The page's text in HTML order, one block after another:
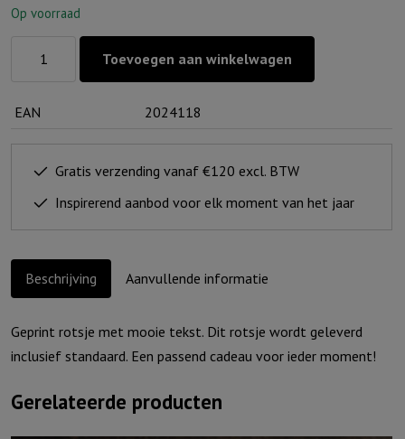
Op voorraad
U
geeft
van
Toevoegen aan winkelwagen
EAN 2024118
Gratis verzending vanaf €120 excl. BTW
Inspirerend aanbod voor elk moment van het jaar
Beschrijving Aanvullende informatie
Geprint rotsje met mooie tekst. Dit rotsje wordt geleverd
inclusief standaard. Een passend cadeau voor ieder moment!
Gerelateerde producten